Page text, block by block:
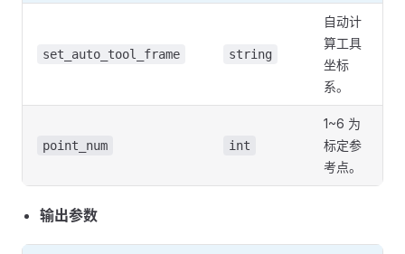
set_auto_tool_frame string
自动计
算工具
坐标
系。
point_num int
1~6 为
标定参
考点。
输出参数